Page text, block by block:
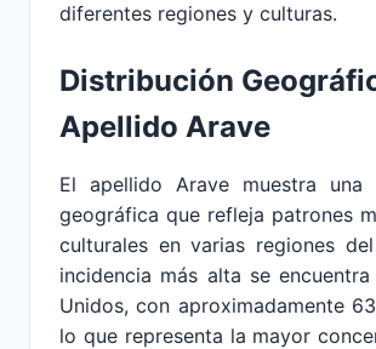
diferentes regiones y culturas.
Distribución
Apellido Arave
El apellido Arave muestra una
geográfica que refleja patrones
culturales en varias regiones
incidencia más alta se
Unidos, con aproximadamente
lo que representa la mayor